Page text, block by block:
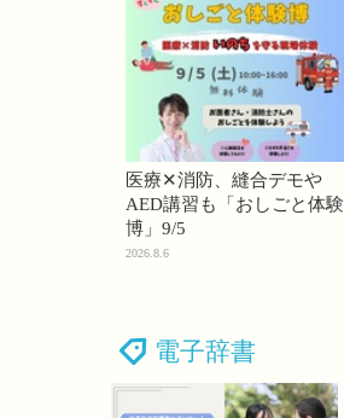
医療✕消防、縫合デモや
AED講習も「おしごと体験
博」9/5
2026.8.6
電子辞書